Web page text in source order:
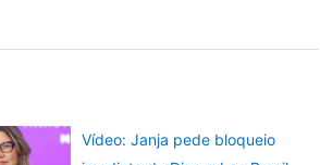
Vídeo: Janja pede bloqueio